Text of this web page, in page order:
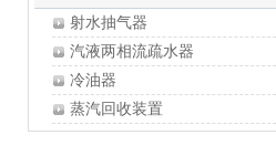
工业滤水器
发电机定子冷却水新型滤网
射水抽气器
汽液两相流疏水器
冷油器
蒸汽回收装置
减温减压器